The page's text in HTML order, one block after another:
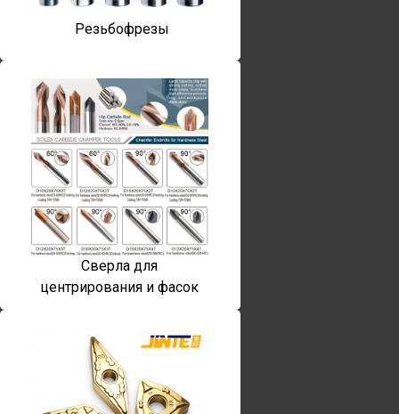
Резьбофрезы
Сверла для
центрирования и фасок